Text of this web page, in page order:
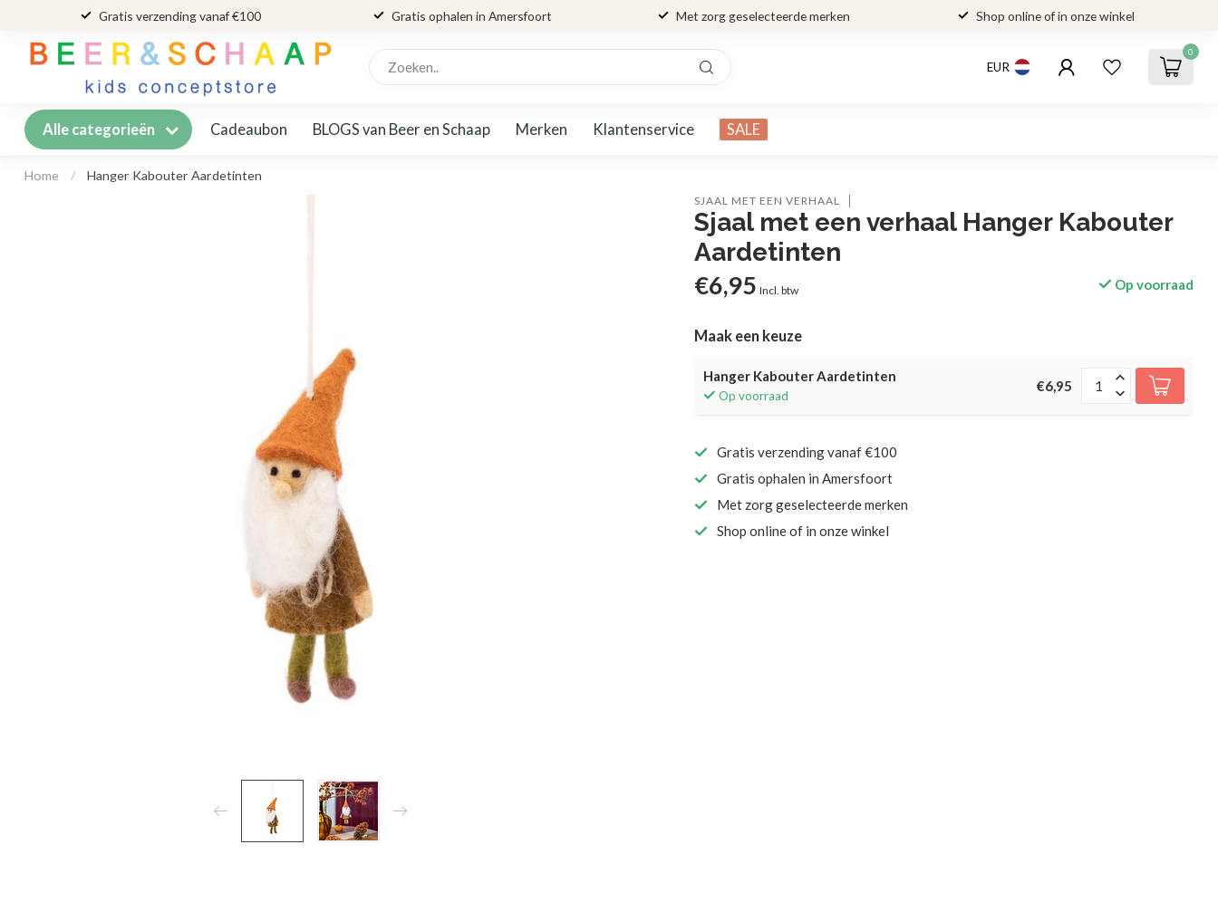
Gratis verzending vanaf €100 Gratis ophalen in Amersfoort Met zorg geselecteerde merken Shop online of in onze winkel
EUR
0
Alle categorieën Cadeaubon BLOGS van Beer en Schaap Merken Klantenservice SALE
Home / Hanger Kabouter Aardetinten
SJAAL MET EEN VERHAAL
Sjaal met een verhaal Hanger Kabouter
Aardetinten
€6,95 Incl. btw Op voorraad
Maak een keuze
Hanger Kabouter Aardetinten
Op voorraad
€6,95
Gratis verzending vanaf €100
Gratis ophalen in Amersfoort
Met zorg geselecteerde merken
Shop online of in onze winkel